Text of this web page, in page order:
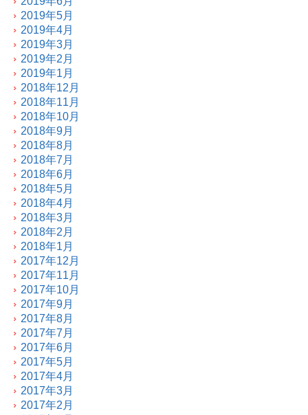
2019年5月
2019年4月
2019年3月
2019年2月
2019年1月
2018年12月
2018年11月
2018年10月
2018年9月
2018年8月
2018年7月
2018年6月
2018年5月
2018年4月
2018年3月
2018年2月
2018年1月
2017年12月
2017年11月
2017年10月
2017年9月
2017年8月
2017年7月
2017年6月
2017年5月
2017年4月
2017年3月
2017年2月